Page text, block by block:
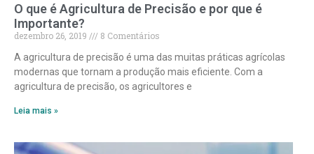
O que é Agricultura de Precisão e por que é
Importante?
dezembro 26, 2019
8 Comentários
A agricultura de precisão é uma das muitas práticas agrícolas
modernas que tornam a produção mais eficiente. Com a
agricultura de precisão, os agricultores e
Leia mais »